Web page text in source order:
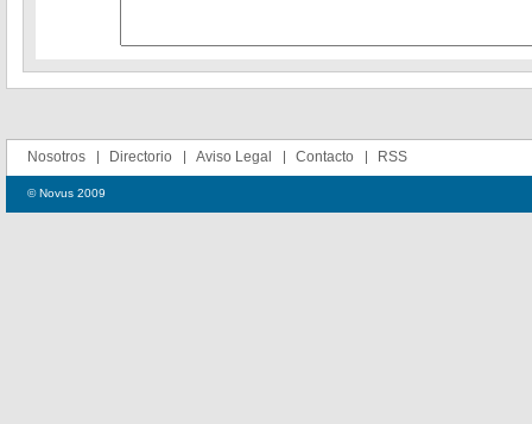
Nosotros Directorio Aviso Legal Contacto RSS
© Novus 2009